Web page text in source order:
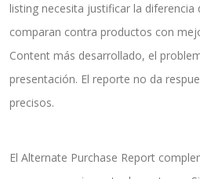
listing necesita justificar la diferencia
comparan contra productos con
Content más desarrollado, el
presentación. El reporte no da
precisos.
El Alternate Purchase Report